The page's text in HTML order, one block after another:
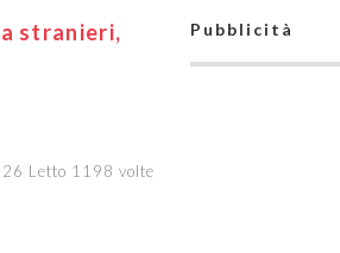
stranieri,
Letto 1198 volte
Pubblicità